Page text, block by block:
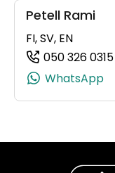
Petell Rami
FI, SV, EN
050 326 0315
WhatsApp